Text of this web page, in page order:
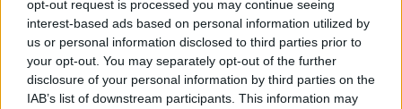
opt-out request is processed you may continue seeing
interest-based ads based on personal information utilized by
us or personal information disclosed to third parties prior to
your opt-out. You may separately opt-out of the further
disclosure of your personal information by third parties on the
IAB’s list of downstream participants. This information may
Žiūrimiausi įrašai
00:00:30
Vaizdai iš tragiškos avarijos Vilniaus r.: dviejų moterų ir
vaiko gyvybių išgelbėti nepavyko